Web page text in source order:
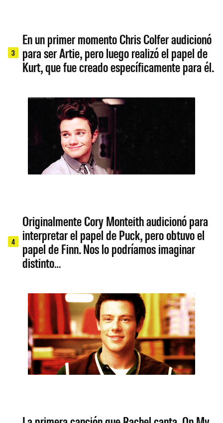
3
En un primer momento Chris Colfer audicionó
para ser Artie, pero luego realizó el papel de
Kurt, que fue creado especí­ficamente para él.
4
Originalmente Cory Monteith audicionó para
interpretar el papel de Puck, pero obtuvo el
papel de Finn. Nos lo podríamos imaginar
distinto…